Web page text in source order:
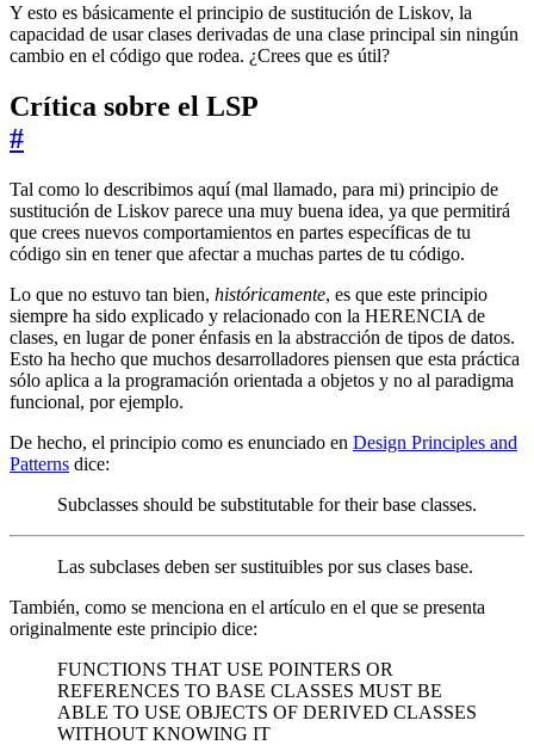
Y esto es básicamente el principio de sustitución de Liskov, la
capacidad de usar clases derivadas de una clase principal sin ningún
cambio en el código que rodea. ¿Crees que es útil?
Crítica sobre el LSP
#
Tal como lo describimos aquí (mal llamado, para mi) principio de
sustitución de Liskov parece una muy buena idea, ya que permitirá
que crees nuevos comportamientos en partes específicas de tu
código sin en tener que afectar a muchas partes de tu código.
Lo que no estuvo tan bien, históricamente, es que este principio
siempre ha sido explicado y relacionado con la HERENCIA de
clases, en lugar de poner énfasis en la abstracción de tipos de datos.
Esto ha hecho que muchos desarrolladores piensen que esta práctica
sólo aplica a la programación orientada a objetos y no al paradigma
funcional, por ejemplo.
De hecho, el principio como es enunciado en Design Principles and
Patterns dice:
Subclasses should be substitutable for their base classes.
Las subclases deben ser sustituibles por sus clases base.
También, como se menciona en el artículo en el que se presenta
originalmente este principio dice:
FUNCTIONS THAT USE POINTERS OR
REFERENCES TO BASE CLASSES MUST BE
ABLE TO USE OBJECTS OF DERIVED CLASSES
WITHOUT KNOWING IT